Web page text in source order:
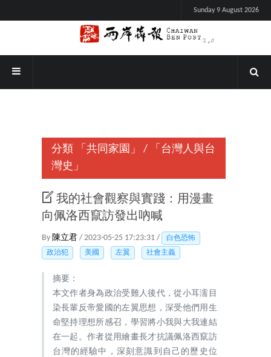
Sunday 9 August 2026
分類 「共同家園」 /
「台灣人與台
灣史」
我的社會觀察與實踐：用漫畫
向佩洛西竄訪發出吶喊
By 陳立君 / 2023-05-25 17:23:31 /
白色恐怖
政治犯
美國 左翼 社會主義
摘要：
本文作者身為政治受難人後代，從小耳濡目
染長輩反帝愛國的左翼思想，深受他們用生
命堅持理想所感召，學習將小我與大我連結
在一起。作者從用繪畫長才抗議佩洛西竄訪
台灣的經驗中，深刻意識到自己的歷史位